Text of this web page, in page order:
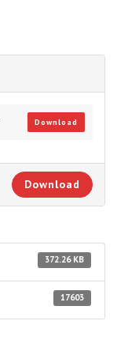
Download
Download
372.26 KB
17603